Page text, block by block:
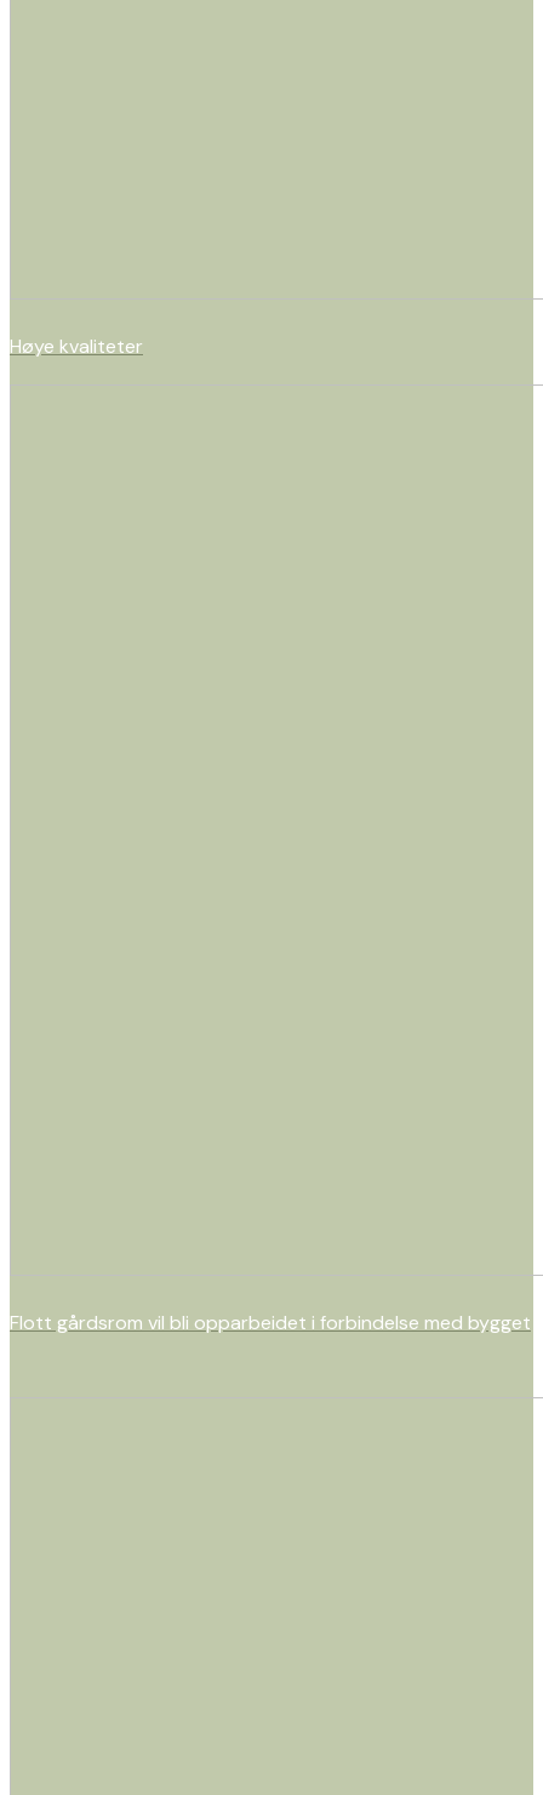
Høye kvaliteter
Flott gårdsrom vil bli opparbeidet i forbindelse med bygget